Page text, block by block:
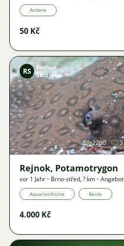
Andere
50 Kč
Bild
RS
Roman
Skotnica
2200 3
Rejnok, Potamotrygon
vor 1 Jahr • Brno-střed,? km • Angebot
Aquarienfische Beide
4.000 Kč